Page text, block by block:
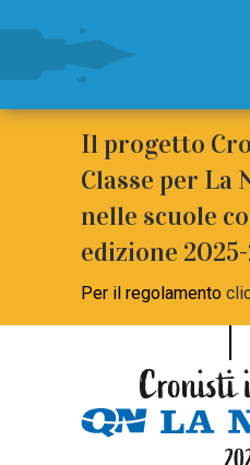
Il progetto
Classe per La
nelle scuole
edizione
Per il regolamento